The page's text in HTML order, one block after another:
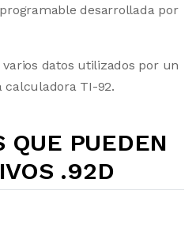
desarrollada por
datos utilizados por un
calculadora TI-92.
QUE PUEDEN
.92D